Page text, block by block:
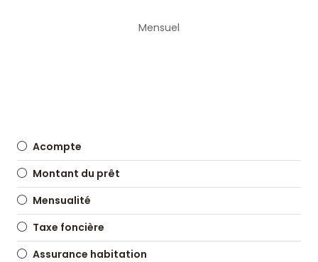
Mensuel
Acompte
Montant du prêt
Mensualité
Taxe foncière
Assurance habitation